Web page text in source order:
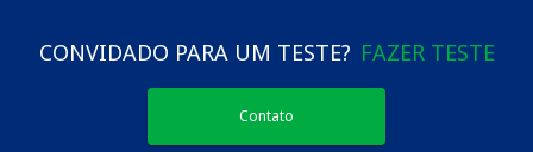
CONVIDADO PARA UM TESTE? FAZER TESTE
Contato